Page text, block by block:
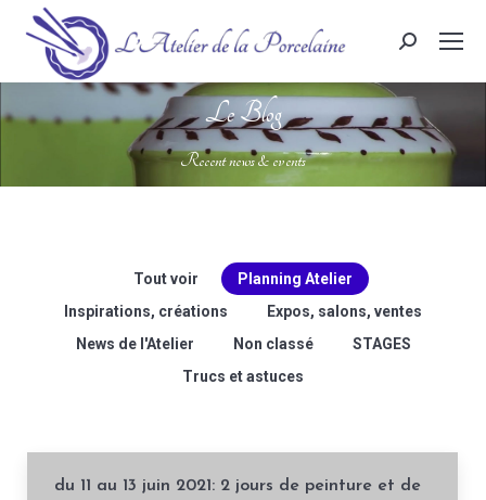
Search:
Le Blog
Recent news & events
Vous êtes ici :
Tout voir
Planning Atelier
Inspirations, créations
Expos, salons, ventes
News de l'Atelier
Non classé
STAGES
Trucs et astuces
du 11 au 13 juin 2021: 2 jours de peinture et de